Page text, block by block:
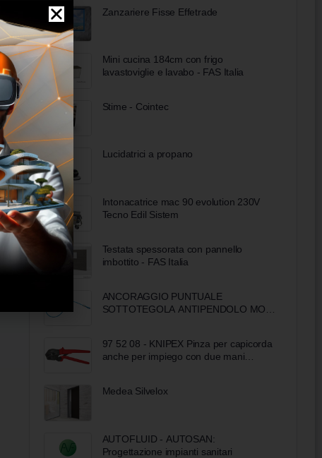
Zanzariere Fisse Effetrade
Mini cucina 184cm con frigo
lavastoviglie e lavabo - FAS Italia
Stime - Cointec
Lucidatrici a propano
Intonacatrice mac 90 evolution 230V
Tecno Edil Sistem
Testata spessorata con pannello
imbottito - FAS Italia
ANCORAGGIO PUNTUALE
SOTTOTEGOLA ANTIPENDOLO MOD.
97 52 08 - KNIPEX Pinza per capicorda
anche per impiego con due mani
Medea Silvelox
AUTOFLUID - AUTOSAN:
Progettazione impianti sanitari